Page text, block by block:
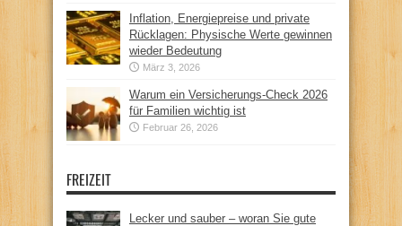
Inflation, Energiepreise und private
Rücklagen: Physische Werte gewinnen
wieder Bedeutung
März 3, 2026
Warum ein Versicherungs-Check 2026
für Familien wichtig ist
Februar 26, 2026
FREIZEIT
Lecker und sauber – woran Sie gute